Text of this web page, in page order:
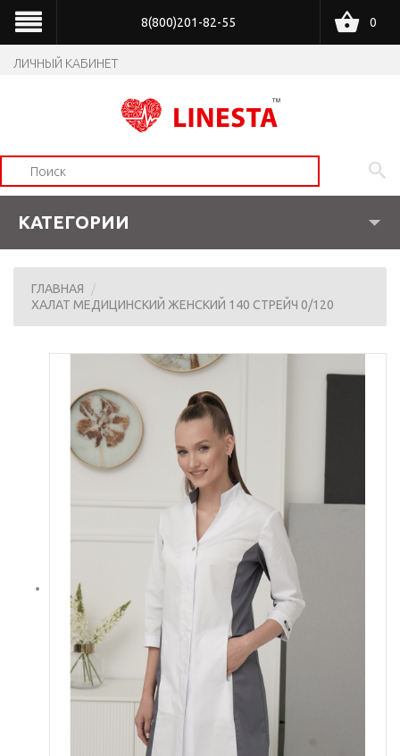
8(800)201-82-55
ЛИЧНЫЙ КАБИНЕТ
0
КАТЕГОРИИ
ГЛАВНАЯ
ХАЛАТ МЕДИЦИНСКИЙ ЖЕНСКИЙ 140 СТРЕЙЧ 0/120